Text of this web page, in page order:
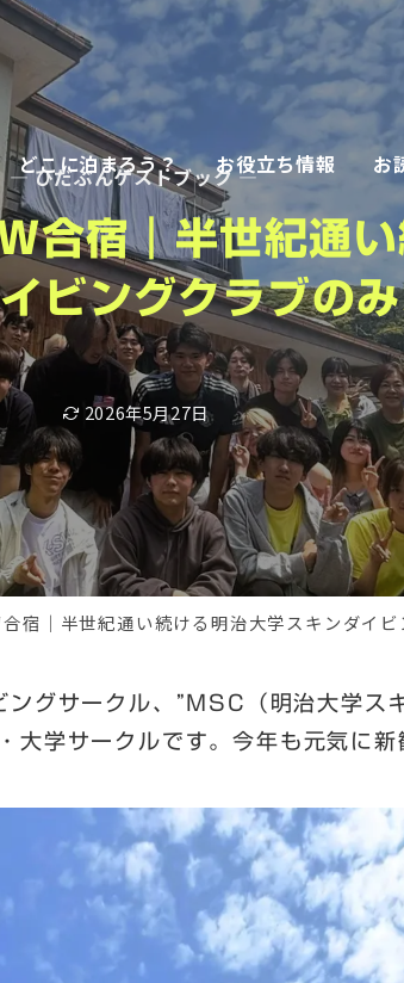
どこに泊まろう？ お役立ち情報 お
— ひだぶんゲストブック —
合宿｜半世紀通
ビングクラブの
2026年5月27日
宿｜半世紀通い続ける明治大学スキンダイビ
グサークル、”MSC（明治大学ス
学サークルです。今年も元気に新